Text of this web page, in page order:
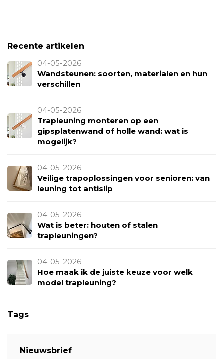
Recente artikelen
04-05-2026
Wandsteunen: soorten, materialen en hun
verschillen
04-05-2026
Trapleuning monteren op een
gipsplatenwand of holle wand: wat is
mogelijk?
04-05-2026
Veilige trapoplossingen voor senioren: van
leuning tot antislip
04-05-2026
Wat is beter: houten of stalen
trapleuningen?
04-05-2026
Hoe maak ik de juiste keuze voor welk
model trapleuning?
Tags
Nieuwsbrief